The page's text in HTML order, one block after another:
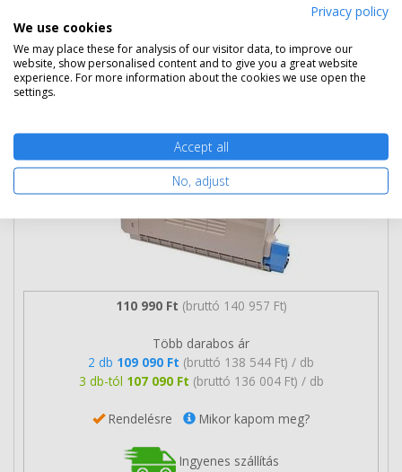
Eredeti Oki 46443101 nagy kapacitású
sárga toner
110 990 Ft (bruttó 140 957 Ft)
Több darabos ár
2 db 109 090 Ft (bruttó 138 544 Ft) / db
3 db-tól 107 090 Ft (bruttó 136 004 Ft) / db
Rendelésre Mikor kapom meg?
Ingyenes szállítás
Privacy policy
We use cookies
We may place these for analysis of our visitor data, to improve our
website, show personalised content and to give you a great website
experience. For more information about the cookies we use open the
settings.
Accept all
No, adjust